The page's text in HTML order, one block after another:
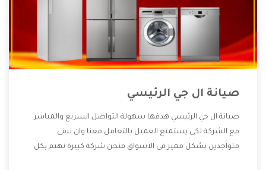
صيانة ال جي الرئيسي
صيانة ال جي الرئيسي هدفها سهولة التواصل السريع والمباشر
مع الشركة لكى يستمتع العميل بالتعامل معنا وان نبقى
متواجدين بشكل مميز فى الاسواق فنحن شركة كبيرة نهتم بكل